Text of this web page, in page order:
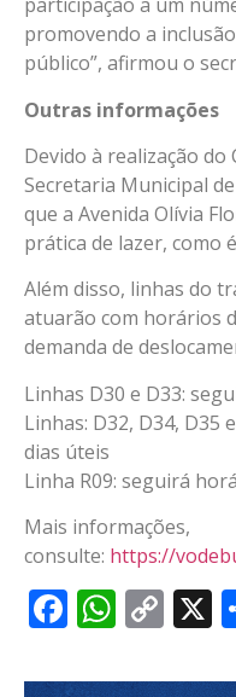
promovendo a
público”, afirmou o
Outras informações
Devido à realização
Secretaria Municipal
que a Avenida Olívia
prática de lazer, como
Além disso, linhas do
atuarão com horários
demanda de
Linhas D30 e D33:
Linhas: D32, D34, D35
dias úteis
Linha R09: seguirá
Mais informações,
consulte: https://
Facebook
X